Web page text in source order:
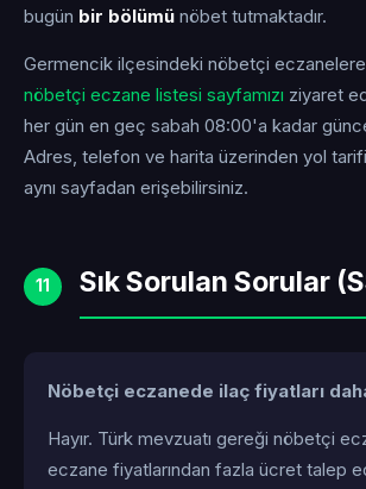
bugün bir bölümü nöbet tutmaktadır.
Germencik ilçesindeki nöbetçi
nöbetçi eczane listesi sayfamızı ziyaret
her gün en geç sabah 08:00'a kadar
Adres, telefon ve harita üzerinden yol
aynı sayfadan erişebilirsiniz.
11 Sık Sorulan Sorular
Nöbetçi eczanede ilaç fiyatları
Hayır. Türk mevzuatı gereği nöbetçi
eczane fiyatlarından fazla ücret talep